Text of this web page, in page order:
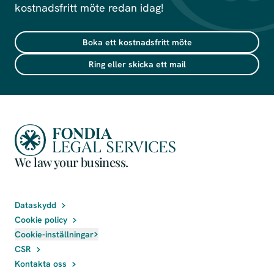
kostnadsfritt möte redan idag!
Boka ett kostnadsfritt möte
Ring eller skicka ett mail
We law your business.
Dataskydd
Cookie policy
Cookie-inställningar
CSR
Kontakta oss